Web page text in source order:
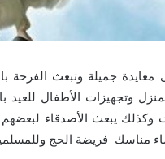
معايدة جميلة وتبعث
وتجهيزات الأطفال للعيد
وكذلك يبعث الأصدقاء
مناسك فريضة الحج